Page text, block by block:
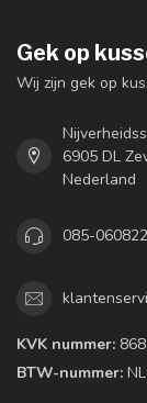
Gek op
Wij zijn gek op
6905 DL
Nederland
085-
KVK nummer:
BTW-nummer: